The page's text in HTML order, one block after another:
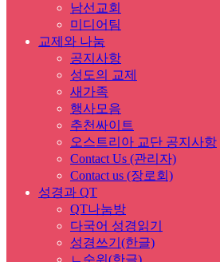
남선교회
미디어팀
교제와 나눔
공지사항
성도의 교제
새가족
행사모음
추천싸이트
오스트리아 교단 공지사항
Contact Us (관리자)
Contact us (장로회)
성경과 QT
QT나눔방
다국어 성경읽기
성경쓰기(한글)